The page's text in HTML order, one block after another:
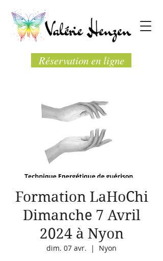
Réservation en ligne
Formation LaHoChi
Dimanche 7 Avril
2024 à Nyon
dim. 07 avr.
  |
Nyon